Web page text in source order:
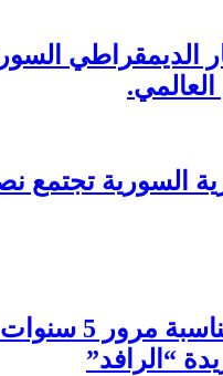
الديمقراطي
السورية تجتمع
احتفالية بمناسبة
“الرافد”